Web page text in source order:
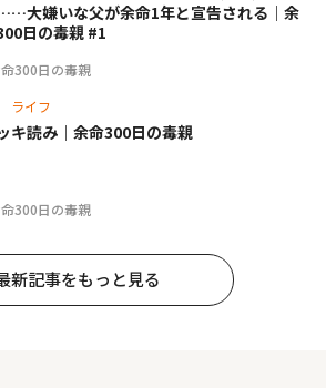
300日の毒親
大嫌いな父が余命1年と宣告される｜余
日の毒親 #1
ライフ
300日の毒親
キ読み｜余命300日の毒親
新記事をもっと見る